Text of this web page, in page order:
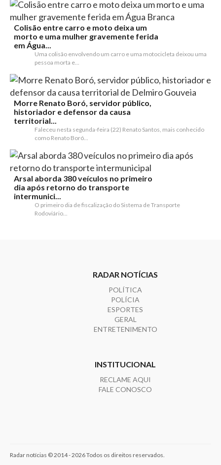
Colisão entre carro e moto deixa um
morto e uma mulher gravemente ferida
em Água...
Uma colisão envolvendo um carro e uma motocicleta deixou uma
pessoa morta e...
Morre Renato Boró, servidor público,
historiador e defensor da causa
territorial...
Faleceu nesta segunda-feira (22) Renato Santos, mais conhecido
como Renato Boró...
Arsal aborda 380 veículos no primeiro
dia após retorno do transporte
intermunici...
O primeiro dia de fiscalização do Sistema de Transporte
Rodoviário...
RADAR NOTÍCIAS
POLÍTICA
POLÍCIA
ESPORTES
GERAL
ENTRETENIMENTO
INSTITUCIONAL
RECLAME AQUI
FALE CONOSCO
Radar notícias © 2014 - 2026 Todos os direitos reservados.